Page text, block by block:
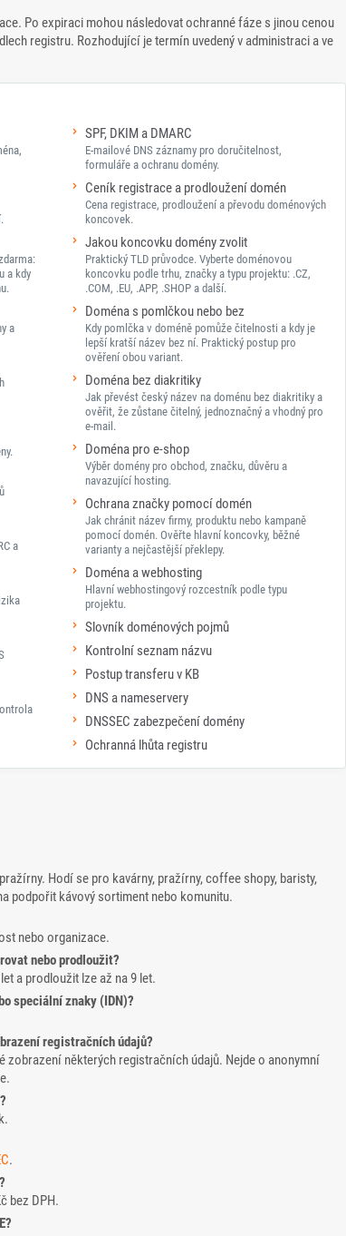
Po expiraci mohou následovat ochranné fáze s jinou cenou
registru. Rozhodující je termín uvedený v administraci a ve
a kdy
a
a
SPF, DKIM a DMARC
E-mailové DNS záznamy pro doručitelnost,
formuláře a ochranu domény.
Ceník registrace a prodloužení domén
Cena registrace, prodloužení a převodu doménových
koncovek.
Jakou koncovku domény zvolit
Praktický TLD průvodce. Vyberte doménovou
koncovku podle trhu, značky a typu projektu: .CZ,
.COM, .EU, .APP, .SHOP a další.
Doména s pomlčkou nebo bez
Kdy pomlčka v doméně pomůže čitelnosti a kdy je
lepší kratší název bez ní. Praktický postup pro
ověření obou variant.
Doména bez diakritiky
Jak převést český název na doménu bez diakritiky a
ověřit, že zůstane čitelný, jednoznačný a vhodný pro
e-mail.
Doména pro e-shop
Výběr domény pro obchod, značku, důvěru a
navazující hosting.
Ochrana značky pomocí domén
Jak chránit název firmy, produktu nebo kampaně
pomocí domén. Ověřte hlavní koncovky, běžné
varianty a nejčastější překlepy.
Doména a webhosting
Hlavní webhostingový rozcestník podle typu
projektu.
Slovník doménových pojmů
Kontrolní seznam názvu
Postup transferu v KB
DNS a nameservery
DNSSEC zabezpečení domény
Ochranná lhůta registru
Hodí se pro kavárny, pražírny, coffee shopy, baristy,
podpořit kávový sortiment nebo komunitu.
nebo organizace.
nebo prodloužit?
a prodloužit lze až na 9 let.
speciální znaky (IDN)?
registračních údajů?
zobrazení některých registračních údajů. Nejde o anonymní
.
bez DPH.